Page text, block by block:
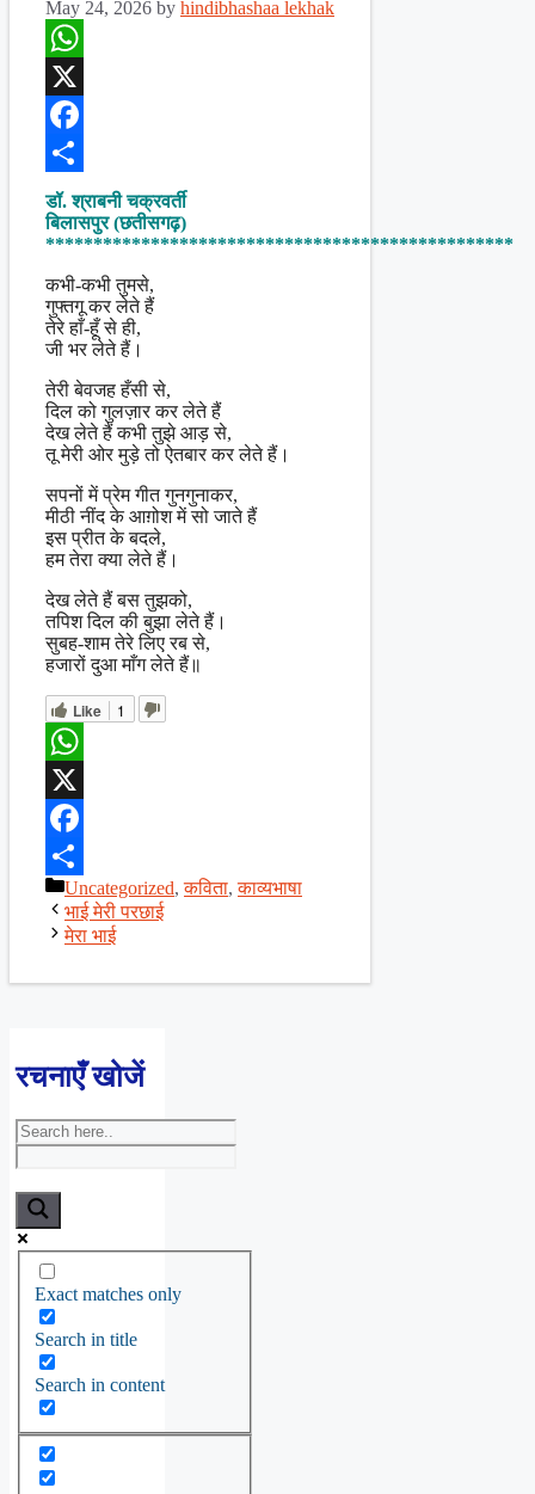
May 24, 2026 by hindibhashaa lekhak
WhatsApp
X
Facebook
Share
डॉ. श्राबनी चक्रवर्ती
बिलासपुर (छतीसगढ़)
*************************************************
कभी-कभी तुमसे,
गुफ्तगू कर लेते हैं
तेरे हाँ-हूँ से ही,
जी भर लेते हैं।
तेरी बेवजह हँसी से,
दिल को गुलज़ार कर लेते हैं
देख लेते हैं कभी तुझे आड़ से,
तू मेरी ओर मुड़े तो ऐतबार कर लेते हैं।
सपनों में प्रेम गीत गुनगुनाकर,
मीठी नींद के आग़ोश में सो जाते हैं
इस प्रीत के बदले,
हम तेरा क्या लेते हैं।
देख लेते हैं बस तुझको,
तपिश दिल की बुझा लेते हैं।
सुबह-शाम तेरे लिए रब से,
हजारों दुआ माँग लेते हैं॥
Like 1
WhatsApp
X
Facebook
Share
Categories
Uncategorized,कविता,काव्यभाषा
भाई मेरी परछाई
मेरा भाई
रचनाएँ खोजें
Exact matches only
Search in title
Search in content